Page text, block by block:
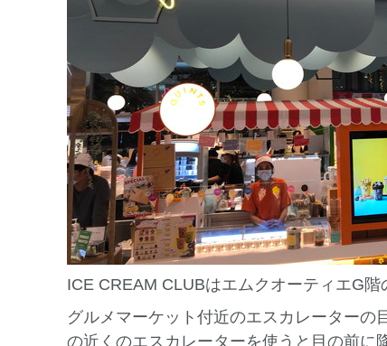
ICE CREAM CLUBはエムクオーティエG階
グルメマーケット付近のエスカレーター
の近くのエスカレーターを使うと目の前に